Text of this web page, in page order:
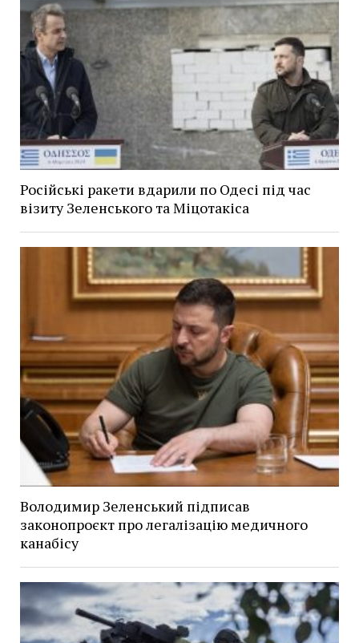
Російські ракети вдарили по Одесі під час
візиту Зеленського та Міцотакіса
Володимир Зеленський підписав
законопроєкт про легалізацію медичного
канабісу